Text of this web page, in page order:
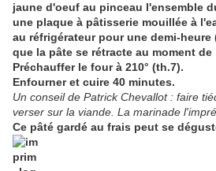
jaune d'oeuf au pinceau l'ensemble
une plaque à pâtisserie mouillée à
au réfrigérateur pour une demi-
que la pâte se rétracte au moment
Préchauffer le four à 210° (th.7).
Enfourner et cuire 40 minutes.
Un conseil de Patrick Chevallot : faire
verser sur la viande. La marinade
Ce pâté gardé au frais peut se